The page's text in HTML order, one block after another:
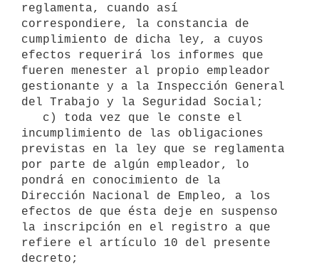
reglamenta, cuando así
correspondiere, la constancia de
cumplimiento de dicha ley, a cuyos
efectos requerirá los informes que
fueren menester al propio empleador
gestionante y a la Inspección General
del Trabajo y la Seguridad Social;
incumplimiento de las obligaciones
previstas en la ley que se reglamenta
por parte de algún empleador, lo
pondrá en conocimiento de la
Dirección Nacional de Empleo, a los
efectos de que ésta deje en suspenso
la inscripción en el registro a que
refiere el artículo 10 del presente
decreto;